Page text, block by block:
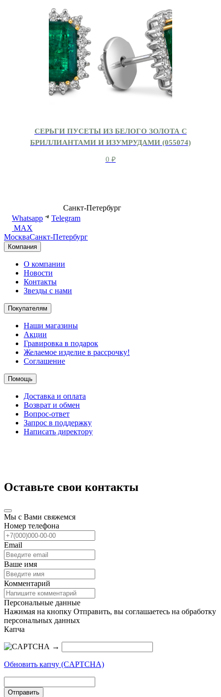
СЕРЬГИ ПУСЕТЫ ИЗ БЕЛОГО ЗОЛОТА С
БРИЛЛИАНТАМИ И ИЗУМРУДАМИ (055074)
0 ₽
Санкт-Петербург
Whatsapp
Telegram
MAX
МоскваСанкт-Петербург
Компания
О компании
Новости
Контакты
Звезды с нами
Покупателям
Наши магазины
Акции
Гравировка в подарок
Желаемое изделие в рассрочку!
Соглашение
Помощь
Доставка и оплата
Возврат и обмен
Вопрос-ответ
Запрос в поддержку
Написать директору
Оставьте свои контакты
Мы с Вами свяжемся
Номер телефона
Email
Ваше имя
Комментарий
Персональные данные
Нажимая на кнопку Отправить, вы соглашаетесь на обработку
персональных данных
Капча
→
Обновить капчу (CAPTCHA)
Отправить